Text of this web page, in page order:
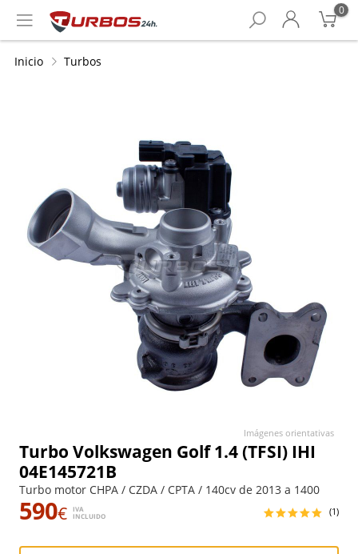
0
Inicio Turbos
Turbo Volkswagen Golf 1.4 (TFSI) IHI
04E145721B
Turbo motor CHPA / CZDA / CPTA / 140cv de 2013 a 1400
590€
IVA
INCLUIDO
(1)
Imágenes orientativas